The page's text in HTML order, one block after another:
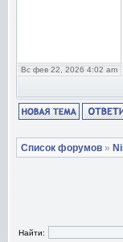
Вс фев 22, 2026 4:02 am
Список форумов »
Найти: